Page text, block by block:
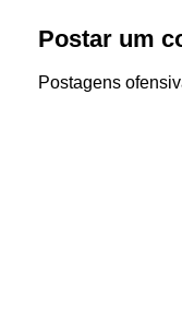
Postar um
Postagens